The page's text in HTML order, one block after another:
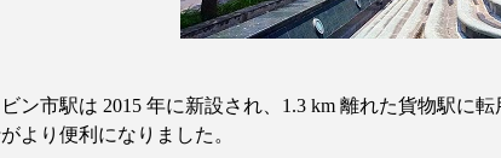
ン市駅は 2015 年に新設され、 1.3 km 離れた貨物駅に
より便利になりました。